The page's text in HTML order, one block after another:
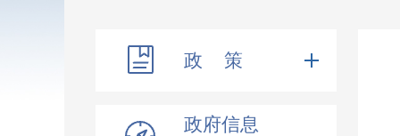
政 策
政府信息